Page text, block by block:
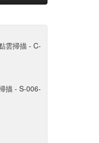
雲掃描 - C-
描 - S-006-